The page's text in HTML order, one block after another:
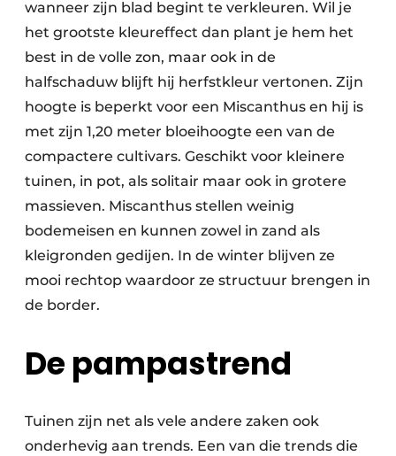
wanneer zijn blad begint te verkleuren. Wil je
het grootste kleureffect dan plant je hem het
best in de volle zon, maar ook in de
halfschaduw blijft hij herfstkleur vertonen. Zijn
hoogte is beperkt voor een Miscanthus en hij is
met zijn 1,20 meter bloeihoogte een van de
compactere cultivars. Geschikt voor kleinere
tuinen, in pot, als solitair maar ook in grotere
massieven. Miscanthus stellen weinig
bodemeisen en kunnen zowel in zand als
kleigronden gedijen. In de winter blijven ze
mooi rechtop waardoor ze structuur brengen in
de border.
De pampastrend
Tuinen zijn net als vele andere zaken ook
onderhevig aan trends. Een van die trends die